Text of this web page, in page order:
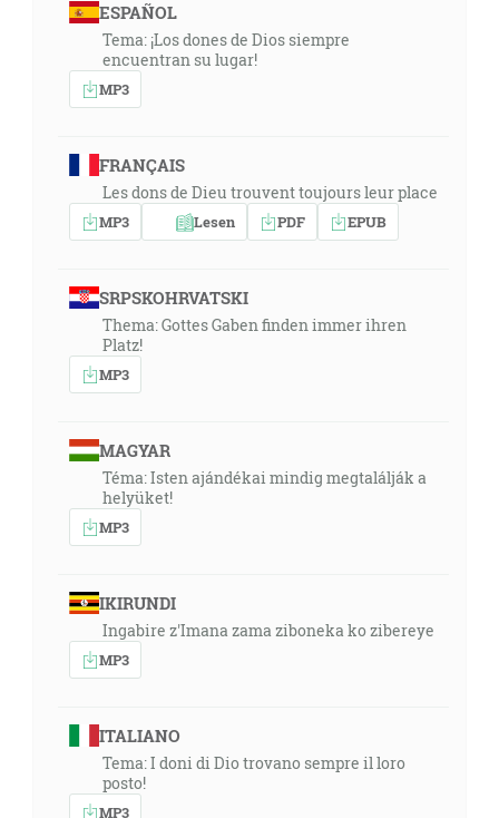
ESPAÑOL
Tema: ¡Los dones de Dios siempre
encuentran su lugar!
MP3
FRANÇAIS
Les dons de Dieu trouvent toujours leur place
MP3 Lesen PDF EPUB
SRPSKOHRVATSKI
Thema: Gottes Gaben finden immer ihren
Platz!
MP3
MAGYAR
Téma: Isten ajándékai mindig megtalálják a
helyüket!
MP3
IKIRUNDI
Ingabire z'Imana zama ziboneka ko zibereye
MP3
ITALIANO
Tema: I doni di Dio trovano sempre il loro
posto!
MP3